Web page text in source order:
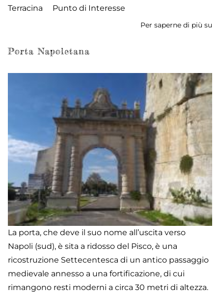
Terracina
Punto di Interesse
Per saperne di più su
Porta Napoletana
La porta, che deve il suo nome all’uscita verso
Napoli (sud), è sita a ridosso del Pisco, è una
ricostruzione Settecentesca di un antico passaggio
medievale annesso a una fortificazione, di cui
rimangono resti moderni a circa 30 metri di altezza.